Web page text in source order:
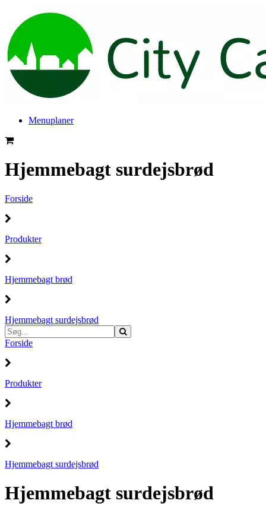
Menuplaner
Hjemmebagt surdejsbrød
Forside
Produkter
Hjemmebagt brød
Hjemmebagt surdejsbrød
Forside
Produkter
Hjemmebagt brød
Hjemmebagt surdejsbrød
Hjemmebagt surdejsbrød